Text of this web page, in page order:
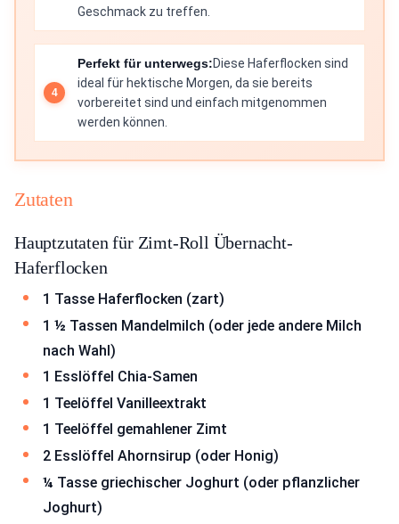
Geschmack zu treffen.
Perfekt für unterwegs:Diese Haferflocken sind
ideal für hektische Morgen, da sie bereits
vorbereitet sind und einfach mitgenommen
werden können.
Zutaten
Hauptzutaten für Zimt-Roll Übernacht-
Haferflocken
1 Tasse Haferflocken (zart)
1 ½ Tassen Mandelmilch (oder jede andere Milch
nach Wahl)
1 Esslöffel Chia-Samen
1 Teelöffel Vanilleextrakt
1 Teelöffel gemahlener Zimt
2 Esslöffel Ahornsirup (oder Honig)
¼ Tasse griechischer Joghurt (oder pflanzlicher
Joghurt)